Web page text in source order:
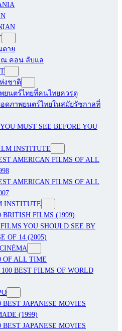
ตาย
ณ.คอน ลับแล
งชาติ
ยนตร์ไทยที่คนไทยควรดู
ดภาพยนตร์ไทยในสมัยรัชกาลที่
MUST SEE BEFORE YOU
INSTITUTE
AMERICAN FILMS OF ALL
AMERICAN FILMS OF ALL
INSTITUTE
BRITISH FILMS (1999)
YOU SHOULD SEE BY
OF 14 (2005)
OF ALL TIME
BEST FILMS OF WORLD
BEST JAPANESE MOVIES
(1999)
BEST JAPANESE MOVIES